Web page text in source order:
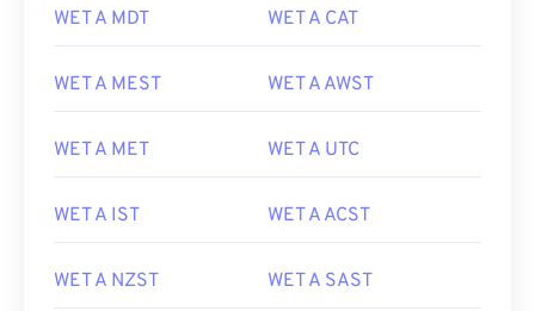
WET A MDT WET A CAT
WET A MEST WET A AWST
WET A MET WET A UTC
WET A IST WET A ACST
WET A NZST WET A SAST